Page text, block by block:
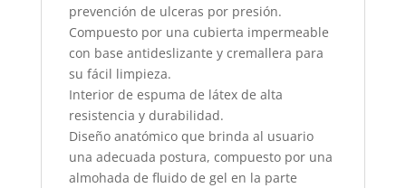
prevención de ulceras por presión.
Compuesto por una cubierta impermeable
con base antideslizante y cremallera para
su fácil limpieza.
Interior de espuma de látex de alta
resistencia y durabilidad.
Diseño anatómico que brinda al usuario
una adecuada postura, compuesto por una
almohada de fluido de gel en la parte